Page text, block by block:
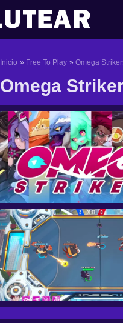
Inicio Free To Play Omega
Omega